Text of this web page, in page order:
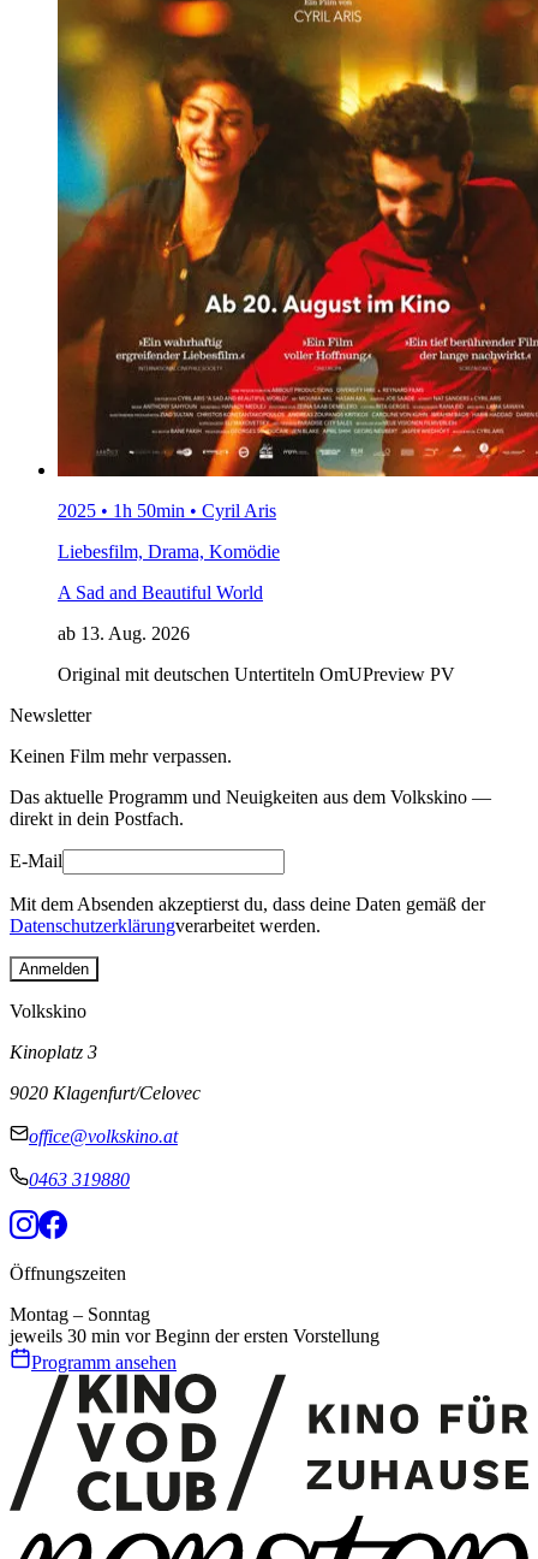
2025 • 1h 50min • Cyril Aris
Liebesfilm, Drama, Komödie
A Sad and Beautiful World
ab 13. Aug. 2026
Original mit deutschen Untertiteln OmUPreview PV
Newsletter
Keinen Film mehr verpassen.
Das aktuelle Programm und Neuigkeiten aus dem Volkskino —
direkt in dein Postfach.
E-Mail
Mit dem Absenden akzeptierst du, dass deine Daten gemäß der
Datenschutzerklärungverarbeitet werden.
Anmelden
Volkskino
Kinoplatz 3
9020 Klagenfurt/Celovec
office@volkskino.at
0463 319880
Öffnungszeiten
Montag – Sonntag
jeweils 30 min vor Beginn der ersten Vorstellung
Programm ansehen